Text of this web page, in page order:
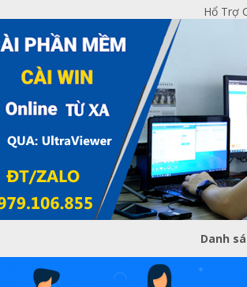
Hổ Trợ
Danh